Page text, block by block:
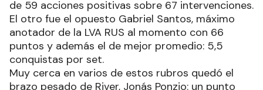
de 59 acciones positivas sobre 67 intervenciones.
El otro fue el opuesto Gabriel Santos, máximo
anotador de la LVA RUS al momento con 66
puntos y además el de mejor promedio: 5,5
conquistas por set.
Muy cerca en varios de estos rubros quedó el
brazo pesado de River, Jonás Ponzio: un punto